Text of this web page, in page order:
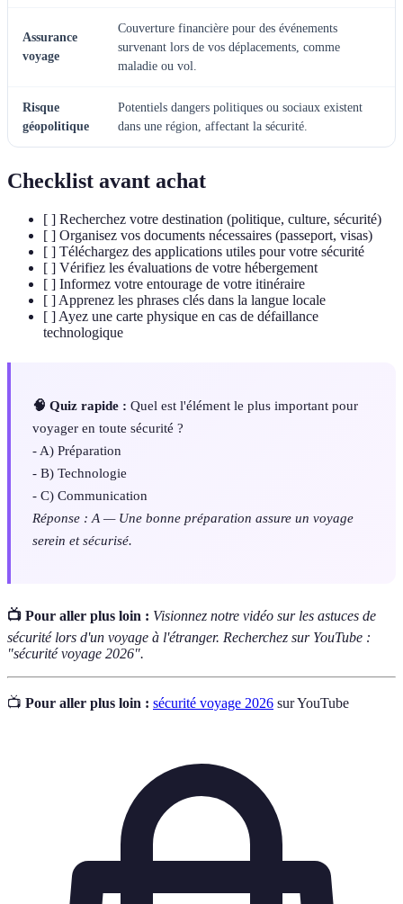
Assurance
voyage
Couverture financière pour des événements
survenant lors de vos déplacements, comme
maladie ou vol.
Risque
géopolitique
Potentiels dangers politiques ou sociaux existent
dans une région, affectant la sécurité.
Checklist avant achat
[ ] Recherchez votre destination (politique, culture, sécurité)
[ ] Organisez vos documents nécessaires (passeport, visas)
[ ] Téléchargez des applications utiles pour votre sécurité
[ ] Vérifiez les évaluations de votre hébergement
[ ] Informez votre entourage de votre itinéraire
[ ] Apprenez les phrases clés dans la langue locale
[ ] Ayez une carte physique en cas de défaillance
technologique
🧠 Quiz rapide : Quel est l'élément le plus important pour
voyager en toute sécurité ?
- A) Préparation
- B) Technologie
- C) Communication
Réponse : A — Une bonne préparation assure un voyage
serein et sécurisé.
📺 Pour aller plus loin : Visionnez notre vidéo sur les astuces de
sécurité lors d'un voyage à l'étranger. Recherchez sur YouTube :
"sécurité voyage 2026".
📺 Pour aller plus loin : sécurité voyage 2026 sur YouTube